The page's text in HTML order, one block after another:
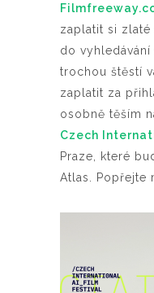
zaplatit si
do
trochou štěstí
zaplatit za
osobně těším
Czech
Praze, které
Atlas. Popřejte